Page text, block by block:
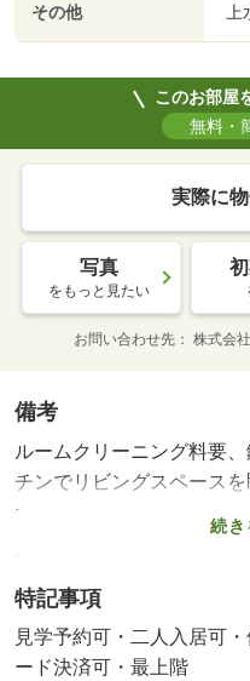
その他
このお部屋
無料・
実際に
写真
をもっと見たい
お問い合わせ先 株式会
備考
ルームクリーニング料要
チンでリビングスペース
ウォークインクローゼッ
などいろいろなものが収
炊き機能付のゆったり一
備・特記事項備考】専用
貸戸数:16戸
続き
特記事項
見学予約可・二人入居可
ード決済可・最上階